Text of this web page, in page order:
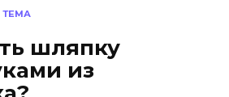
ТЕМА
шляпку
из